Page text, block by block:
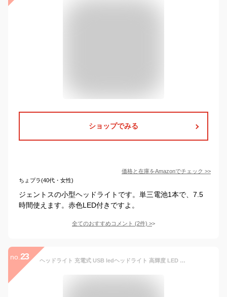
ショップでみる
価格と在庫をAmazonでチェック >>
ちょプラ(40代・女性)
ジェントスの小型ヘッドライトです。単三電池1本で、7.5
時間使えます。赤色LED付きですよ。
全てのおすすめコメント (2件) >
no. 23 ヘッドライト 充電式 USB ledヘッドライト 高輝度 LED ヘッドランプ 2個セット 【集光・散光切替/ 明るさ300ルーメン/ 実用点灯4～30時間/ IPX4防水/ CE ROHS認証済み/ 24ヶ月保証】 赤色サブライト搭載 夜釣り 最適 登山 キャンプ 散歩 作業 釣り アウトドア 災害 停電用 小型 軽量 ヘッド ライト